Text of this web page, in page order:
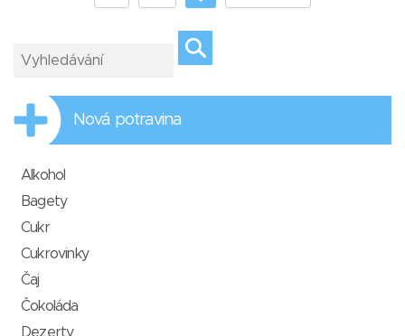
Nová potravina
Alkohol
Bagety
Cukr
Cukrovinky
Čaj
Čokoláda
Dezerty